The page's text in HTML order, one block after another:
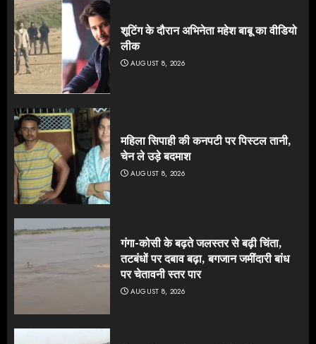
शूटिंग के दौरान अभिनेता महेश बाबू का वीडियो
लीक
AUGUST 8, 2026
महिला सिपाही की कनपटी पर पिस्टल तानी,
चेन ले उड़े बदमाश
AUGUST 8, 2026
गंगा-कोसी के बढ़ते जलस्तर से बढ़ी चिंता,
तटबंधों पर दबाव बढ़ा, बगजान जमींदारी बांध
पर चेतावनी स्तर पार
AUGUST 8, 2026